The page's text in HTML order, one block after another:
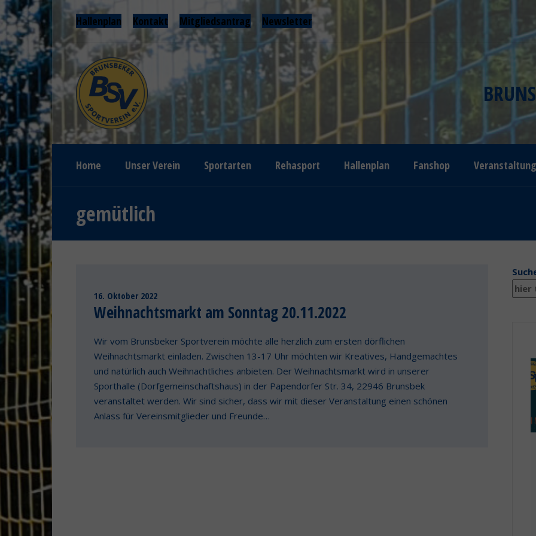
Hallenplan Kontakt Mitgliedsantrag Newsletter
Home Unser Verein Sportarten Rehasport Hallenplan Fanshop
gemütlich
16. Oktober 2022
Weihnachtsmarkt am Sonntag 20.11.2022
Wir vom Brunsbeker Sportverein möchte alle herzlich zum ersten dörflichen
Weihnachtsmarkt einladen. Zwischen 13-17 Uhr möchten wir Kreatives, Handgemachtes
und natürlich auch Weihnachtliches anbieten. Der Weihnachtsmarkt wird in unserer
Sporthalle (Dorfgemeinschaftshaus) in der Papendorfer Str. 34, 22946 Brunsbek
veranstaltet werden. Wir sind sicher, dass wir mit dieser Veranstaltung einen schönen
Anlass für Vereinsmitglieder und Freunde…